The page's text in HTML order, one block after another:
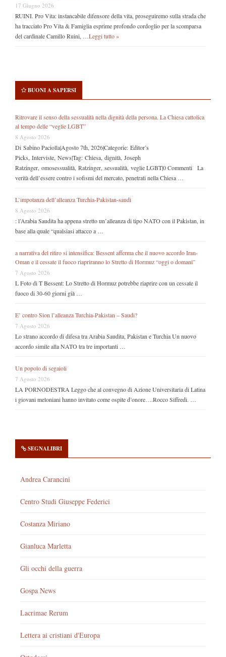
17 Giugno 2026
RUINI. Pro Vita: instancabile difensore della vita, proseguiremo sulla strada che
ha tracciato Pro Vita & Famiglia esprime profondo cordoglio per la scomparsa
del cardinale Camillo Ruini, … Leggi tutto »
BUONI A SAPERSI
Ritrovare il senso della sessualità nella dignità della persona. La Chiesa cattolica
al tempo delle “veglie LGBT”
8 Agosto 2026
Di Sabino Paciolla|Agosto 7th, 2026|Categorie: Editor’s
Picks, Interviste, News|Tag: Chiesa, dignità, Joseph
Ratzinger, omosessualità, Ratzinger, sessualità, veglie LGBT|0 Commenti La
verità dell’essere contro i sofismi del mercato, penetrati nella Chiesa …
L’impotanza dell’alleanza Turchia-Pakistan-saudi
8 Agosto 2026
: l’Arabia Saudita ha appena stretto un’alleanza di tipo NATO con il Pakistan, in
base alla quale “qualsiasi attacco a …
a narrativa del ritiro si intensifica: Bessent afferma che il nuovo accordo Iran-
Oman e il cessate il fuoco riapriranno lo Stretto di Hormuz “oggi o domani”
7 Agosto 2026
L Foto di T Bessent: Lo Stretto di Hormuz potrebbe riaprire con un cessate il
fuoco di 30-60 giorni già …
E’ contro Sion l’alleanza Turchia-Pakistan – Saudi?
7 Agosto 2026
Lo strano accordo di difesa tra Arabia Saudita, Pakistan e Turchia Un nuovo
accordo simile alla NATO tra tre importanti …
Un popolo di segaioli
7 Agosto 2026
LA PORNODESTRA Leggo che al convegno di Azione Universitaria di Latina
i giovani meloniani hanno invitato come ospite d’onore….Rocco Siffredi. …
SEGNALIBRI
Andrea Carancini
Centro Studi Giuseppe Federici
Costanza Miriano
Gianluca Marletta
Gli occhi della guerra
Gospa News
Lacrimae Rerum
Lettera ai cristiani d'Europa